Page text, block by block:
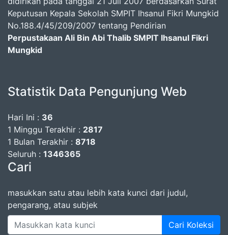
Keputusan Kepala Sekolah SMPIT Ihsanul Fikri Mungkid
No.188.4/45/209/2007 tentang Pendirian
Perpustakaan Ali Bin Abi Thalib SMPIT Ihsanul Fikri
Mungkid
Statistik Data Pengunjung Web
Hari Ini : 36
1 Minggu Terakhir : 2817
1 Bulan Terakhir : 8718
Seluruh : 1346365
Cari
masukkan satu atau lebih kata kunci dari judul,
pengarang, atau subjek
Cari Koleksi